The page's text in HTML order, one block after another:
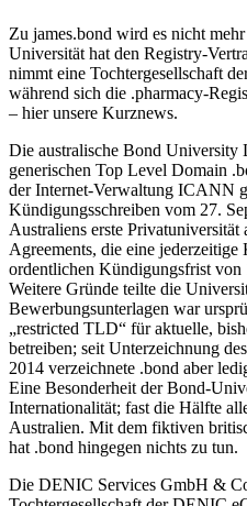
Zu james.bond wird es nicht
Universität hat den Registry-
nimmt eine Tochtergesellschaft
während sich die .pharmacy-
– hier unsere Kurznews.
Die australische Bond University
generischen Top Level Domain
der Internet-Verwaltung ICANN
Kündigungsschreiben vom 27.
Australiens erste
Agreements, die eine
ordentlichen Kündigungsfrist von
Weitere Gründe teilte die
Bewerbungsunterlagen war
„restricted TLD“ für aktuelle,
betreiben; seit Unterzeichnung
2014 verzeichnete .bond aber
Eine Besonderheit der Bond-
Internationalität; fast die Hälfte
Australien. Mit dem fiktiven
hat .bond hingegen nichts zu tun.
Die DENIC Services GmbH &